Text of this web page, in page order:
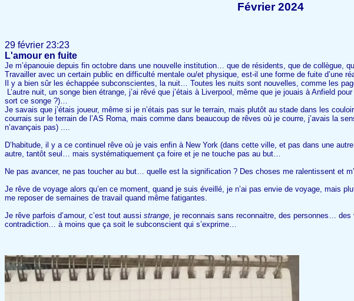
Février 2024
29 février 23:23
L'amour en fuite
Je m’épanouie depuis fin octobre dans une nouvelle institution… que de résidents, que de collègue,
Travailler avec un certain public en difficulté mentale ou/et physique, est-il une forme de fuite d’une
Il y a bien sûr les échappée subconscientes, la nuit… Toutes les nuits sont nouvelles, comme les
L’autre nuit, un songe bien étrange, j’ai rêvé que j’étais à Liverpool, même que je jouais à Anfield
sort ce songe ?)…
Je savais que j’étais joueur, même si je n’étais pas sur le terrain, mais plutôt au stade dans les
courrais sur le terrain de l’AS Roma, mais comme dans beaucoup de rêves où je courre, j’avais la
n’avançais pas) ....
D’habitude, il y a ce continuel rêve où je vais enfin à New York (dans cette ville, et pas dans une
autre, tantôt seul… mais systématiquement ça foire et je ne touche pas au but…
Ne pas avancer, ne pas toucher au but… quelle est la signification ? Des choses me ralentissent et
Je rêve de voyage alors qu’en ce moment, quand je suis éveillé, je n’ai pas envie de voyage, mais
me reposer de semaines de travail quand même fatigantes.
Je rêve parfois d’amour, c’est tout aussi strange, je reconnais sans reconnaitre, des personnes…
contradiction… à moins que ça soit le subconscient qui s’exprime…